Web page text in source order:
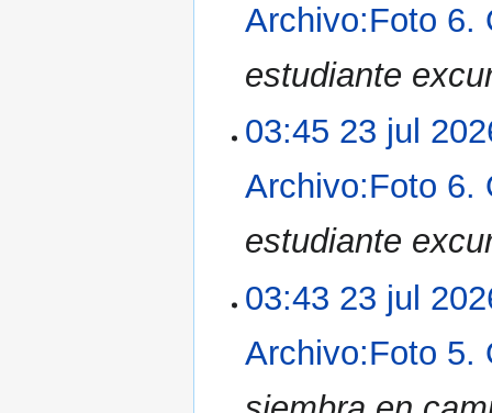
Archivo:Foto 6.
estudiante
03:45 23 jul
Archivo:Foto 6.
estudiante
03:43 23 jul
Archivo:Foto 5.